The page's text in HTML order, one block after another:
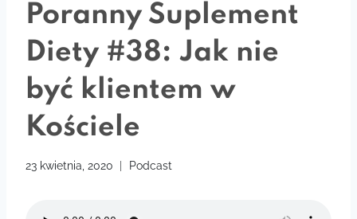
Poranny Suplement
Diety #38: Jak nie
być klientem w
Kościele
23 kwietnia, 2020 Podcast